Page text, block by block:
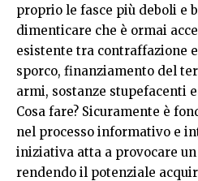
proprio le fasce più deboli e
dimenticare che è ormai
esistente tra contraffazione
sporco, finanziamento del
armi, sostanze stupefacenti
Cosa fare? Sicuramente è
nel processo informativo e
iniziativa atta a provocare
rendendo il potenziale